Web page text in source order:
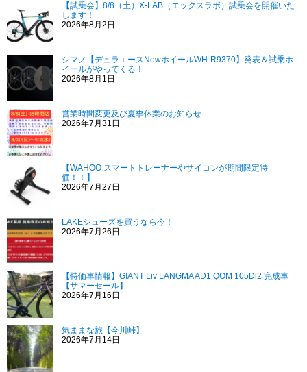
【試乗会】8/8（土）X-LAB（エックスラボ）試乗会を開催いた
します！
2026年8月2日
シマノ【デュラエースNewホイールWH-R9370】発表＆試乗ホ
イールがやってくる！
2026年8月1日
営業時間変更及び夏季休業のお知らせ
2026年7月31日
【WAHOO スマートトレーナーやサイコンが期間限定特
価！！】
2026年7月27日
LAKEシューズを買うなら今！
2026年7月26日
【特価車情報】GIANT Liv LANGMA AD1 QOM 105Di2 完成車
【サマーセール】
2026年7月16日
気ままな旅【今川峠】
2026年7月14日